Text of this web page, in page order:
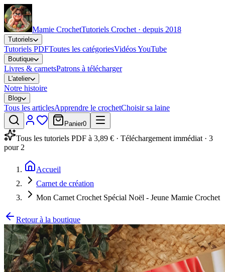
Mamie CrochetTutoriels Crochet · depuis 2018
Tutoriels
Tutoriels PDFToutes les catégoriesVidéos YouTube
Boutique
Livres & carnetsPatrons à télécharger
L'atelier
Notre histoire
Blog
Tous les articlesApprendre le crochetChoisir sa laine
Panier0
Tous les tutoriels PDF à 3,89 € · Téléchargement immédiat · 3
pour 2
Accueil
Carnet de création
Mon Carnet Crochet Spécial Noël - Jeune Mamie Crochet
Retour à la boutique